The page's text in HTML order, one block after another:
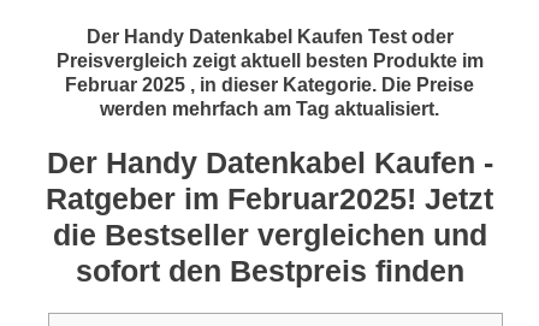
Der Handy Datenkabel Kaufen Test oder
Preisvergleich zeigt aktuell besten Produkte im
Februar 2025 , in dieser Kategorie. Die Preise
werden mehrfach am Tag aktualisiert.
Der Handy Datenkabel Kaufen -
Ratgeber im Februar2025! Jetzt
die Bestseller vergleichen und
sofort den Bestpreis finden